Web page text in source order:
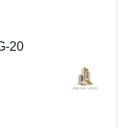
20